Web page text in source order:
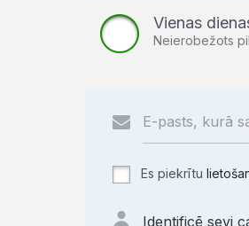
Vienas
Neierobežots
Es piekrītu
Identificē sevi